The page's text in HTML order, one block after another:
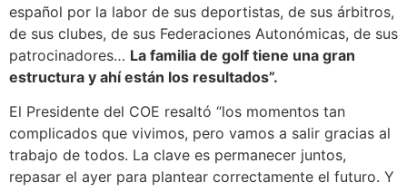
español por la labor de sus deportistas, de sus árbitros,
de sus clubes, de sus Federaciones Autonómicas, de sus
patrocinadores… La familia de golf tiene una gran
estructura y ahí están los resultados”.
El Presidente del COE resaltó “los momentos tan
complicados que vivimos, pero vamos a salir gracias al
trabajo de todos. La clave es permanecer juntos,
repasar el ayer para plantear correctamente el futuro. Y